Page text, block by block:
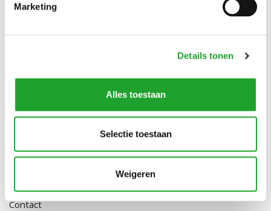
Marketing
Details tonen
Alles toestaan
Selectie toestaan
Weigeren
Openingstijden Sportcafé Olympos
Maandag t/m vrijdag 17.00 - 01.00 uur
Zaterdag en zondag 09.00 - 20.00 uur
Contact